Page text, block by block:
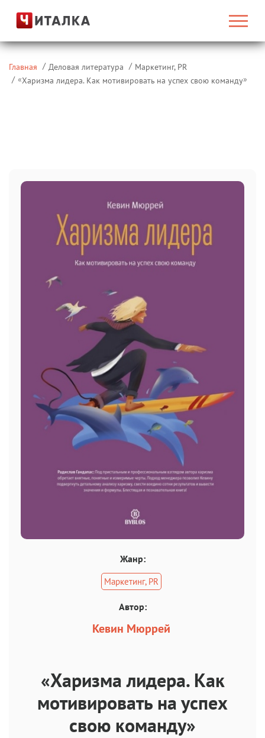
Главная Деловая литература
Маркетинг, PR
«Харизма лидера. Как мотивировать на успех свою команду»
Жанр:
Маркетинг, PR
Автор:
Кевин Мюррей
«Харизма лидера. Как
мотивировать на успех
свою команду»